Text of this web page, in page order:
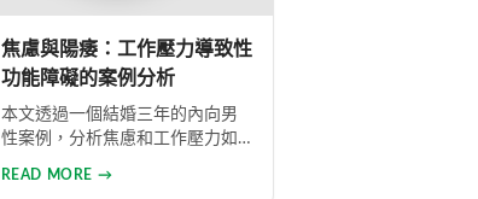
焦慮與陽痿：工作壓力導致性
功能障礙的案例分析
本文透過一個結婚三年的內向男
性案例，分析焦慮和工作壓力如
READ MORE →